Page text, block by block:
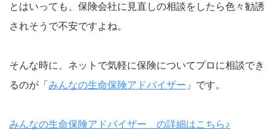
とはいっても、保険会社に見直しの相談をしたら色々勧誘
されそうで不安ですよね。
そんな時に、ネットで気軽に保険についてプロに相談でき
るのが「 みんなの生命保険アドバイザー 」です。
みんなの生命保険アドバイザー の詳細はこちら♪